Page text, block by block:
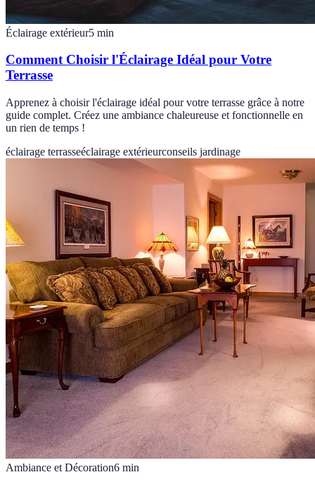
Éclairage extérieur5 min
Comment Choisir l'Éclairage Idéal pour Votre
Terrasse
Apprenez à choisir l'éclairage idéal pour votre terrasse grâce à notre
guide complet. Créez une ambiance chaleureuse et fonctionnelle en
un rien de temps !
éclairage terrasseéclairage extérieurconseils jardinage
Ambiance et Décoration6 min